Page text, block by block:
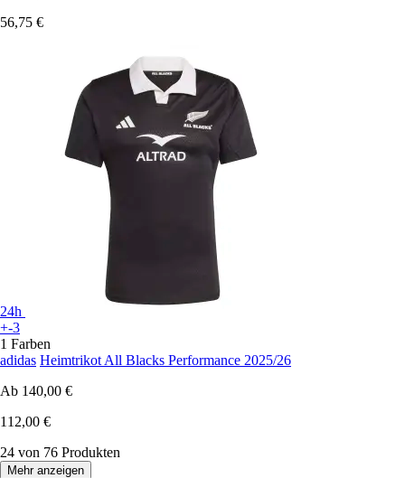
56,75 €
24h
+-3
1 Farben
adidas Heimtrikot All Blacks Performance 2025/26
Ab 140,00 €
112,00 €
24 von 76 Produkten
Mehr anzeigen